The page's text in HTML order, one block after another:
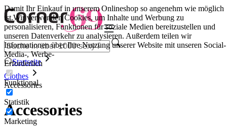
Damit Ihr Einkauf in unserem Onlineshop so angenehm wie möglich
ist.Wir verwenden Cookies, um Inhalte und Werbung zu
personalisieren, Funktionen für soziale Medien bereitzustellen und
unseren Datenverkehr zu analysieren. Außerdem teilen wir
Informationen über Ihre Nutzung unserer Website mit unseren Social-
Media-, Werbe-
Erforderlich
Funktional
Statistik
Marketing
Startseite
Clothes
Accessories
Accessories